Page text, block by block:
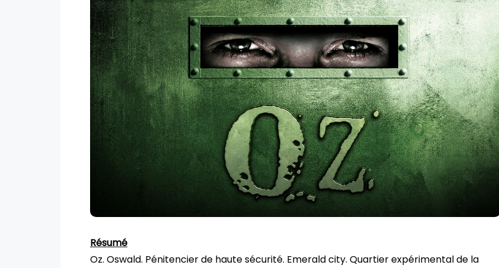
Résumé
Oz. Oswald. Pénitencier de haute sécurité. Emerald city. Quartier expérimental de la